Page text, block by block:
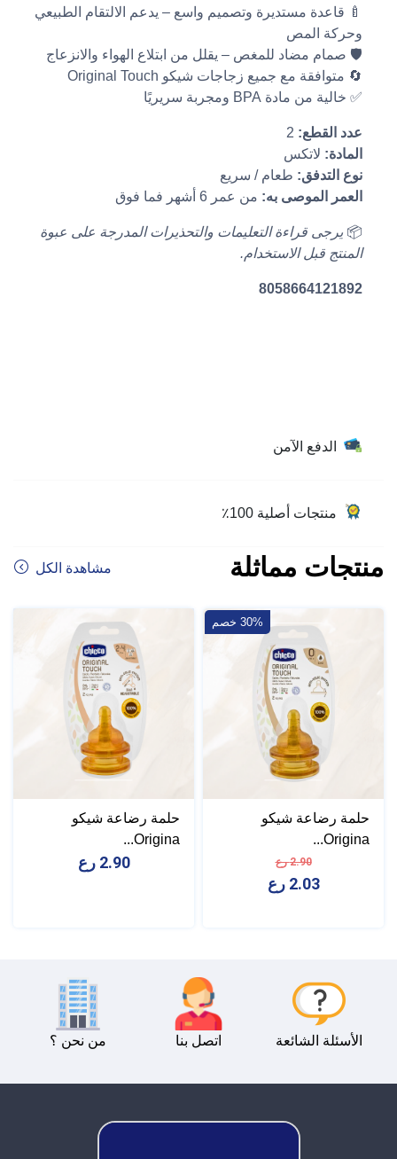
🍼 قاعدة مستديرة وتصميم واسع – يدعم الالتقام الطبيعي
وحركة المص
🛡️ صمام مضاد للمغص – يقلل من ابتلاع الهواء والانزعاج
🔄 متوافقة مع جميع زجاجات شيكو Original Touch
✅ خالية من مادة BPA ومجربة سريريًا
عدد القطع:
المادة: لاتكس
نوع التدفق: طعام / سريع
العمر الموصى به: من عمر 6 أشهر فما فوق
📦 يرجى قراءة التعليمات والتحذيرات المدرجة على عبوة
المنتج قبل الاستخدام.
8058664121892
الدفع الآمن
منتجات أصلية 100٪
منتجات مماثلة مشاهدة الكل
30% خصم
حلمة رضاعة شيكو
Origina...
2.90 رع
2.03 رع
حلمة رضاعة شيكو
Origina...
2.90 رع
من نحن ؟ اتصل بنا الأسئلة الشائعة